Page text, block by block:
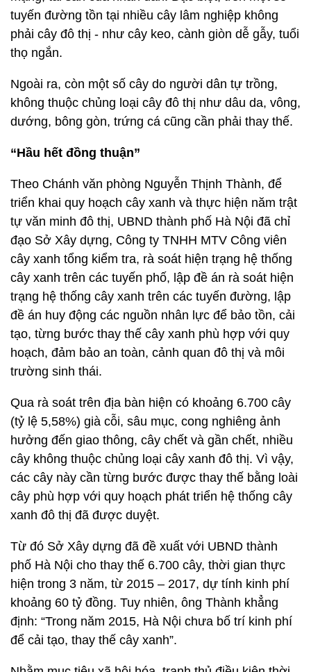
tuyến đường tồn tại nhiều cây lâm nghiệp không
phải cây đô thị - như cây keo, cành giòn dễ gẫy, tuổi
thọ ngắn.
Ngoài ra, còn một số cây do người dân tự trồng,
không thuộc chủng loại cây đô thị như dâu da, vông,
dướng, bông gòn, trứng cá cũng cần phải thay thế.
“Hầu hết đồng thuận”
Theo Chánh văn phòng Nguyễn Thịnh Thành, để
triển khai quy hoạch cây xanh và thực hiện năm trật
tự văn minh đô thị, UBND thành phố Hà Nội đã chỉ
đạo Sở Xây dựng, Công ty TNHH MTV Công viên
cây xanh tổng kiểm tra, rà soát hiện trạng hệ thống
cây xanh trên các tuyến phố, lập đề án rà soát hiện
trạng hệ thống cây xanh trên các tuyến đường, lập
đề án huy động các nguồn nhân lực để bảo tồn, cải
tạo, từng bước thay thế cây xanh phù hợp với quy
hoạch, đảm bảo an toàn, cảnh quan đô thị và môi
trường sinh thái.
Qua rà soát trên địa bàn hiện có khoảng 6.700 cây
(tỷ lệ 5,58%) già cỗi, sâu mục, cong nghiêng ảnh
hưởng đến giao thông, cây chết và gần chết, nhiều
cây không thuộc chủng loại cây xanh đô thị. Vì vậy,
các cây này cần từng bước được thay thế bằng loài
cây phù hợp với quy hoạch phát triển hệ thống cây
xanh đô thị đã được duyệt.
Từ đó Sở Xây dựng đã đề xuất với UBND thành
phố Hà Nội cho thay thế 6.700 cây, thời gian thực
hiện trong 3 năm, từ 2015 – 2017, dự tính kinh phí
khoảng 60 tỷ đồng. Tuy nhiên, ông Thành khẳng
định: “Trong năm 2015, Hà Nội chưa bố trí kinh phí
để cải tạo, thay thế cây xanh”.